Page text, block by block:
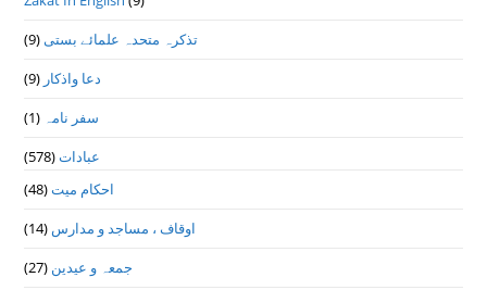
تذكرہ متحدہ علمائے بستى(9)
دعا واذكار (9)
سفر نامہ (1)
عبادات(578)
احکام میت(48)
اوقاف ، مساجد و مدارس (14)
جمعہ و عیدین (27)